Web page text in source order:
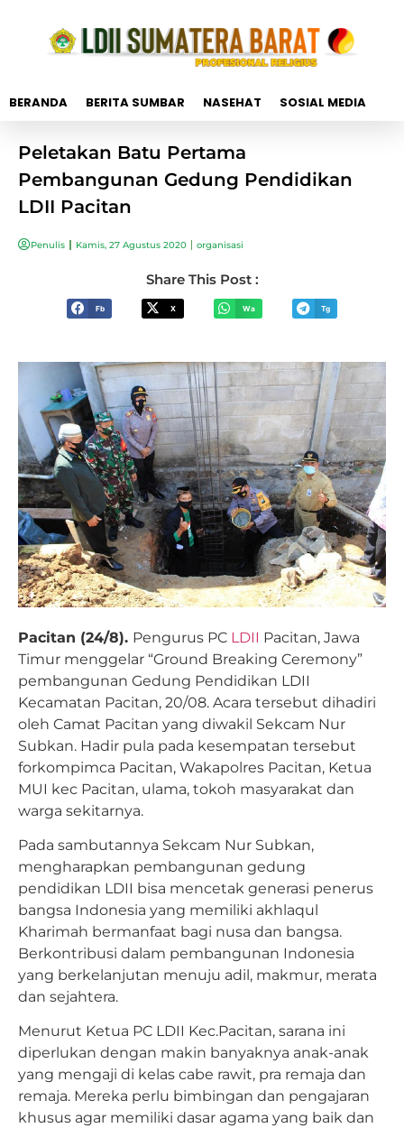
BERANDA BERITA SUMBAR NASEHAT SOSIAL MEDIA
Peletakan Batu Pertama
Pembangunan Gedung Pendidikan
LDII Pacitan
Penulis Kamis, 27 Agustus 2020 organisasi
Share This Post :
Fb X Wa Tg
Pacitan (24/8). Pengurus PC LDII Pacitan, Jawa
Timur menggelar “Ground Breaking Ceremony”
pembangunan Gedung Pendidikan LDII
Kecamatan Pacitan, 20/08. Acara tersebut dihadiri
oleh Camat Pacitan yang diwakil Sekcam Nur
Subkan. Hadir pula pada kesempatan tersebut
forkompimca Pacitan, Wakapolres Pacitan, Ketua
MUI kec Pacitan, ulama, tokoh masyarakat dan
warga sekitarnya.
Pada sambutannya Sekcam Nur Subkan,
mengharapkan pembangunan gedung
pendidikan LDII bisa mencetak generasi penerus
bangsa Indonesia yang memiliki akhlaqul
Kharimah bermanfaat bagi nusa dan bangsa.
Berkontribusi dalam pembangunan Indonesia
yang berkelanjutan menuju adil, makmur, merata
dan sejahtera.
Menurut Ketua PC LDII Kec.Pacitan, sarana ini
diperlukan dengan makin banyaknya anak-anak
yang mengaji di kelas cabe rawit, pra remaja dan
remaja. Mereka perlu bimbingan dan pengajaran
khusus agar memiliki dasar agama yang baik dan